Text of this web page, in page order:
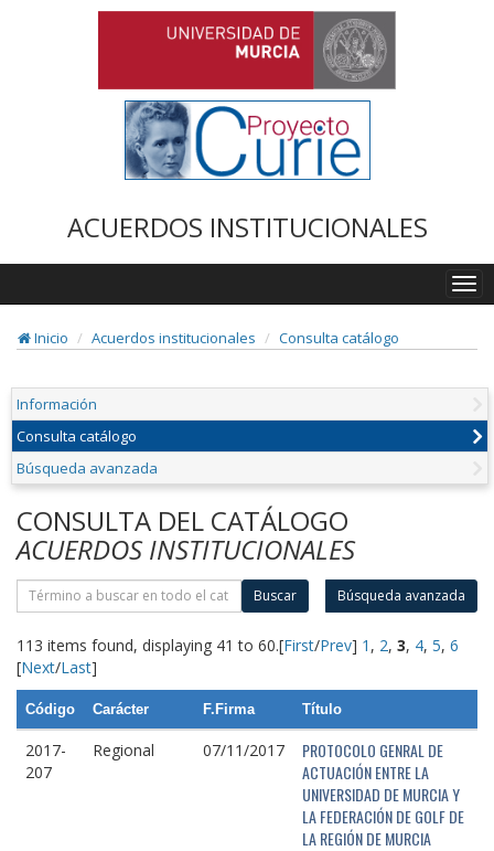
ACUERDOS INSTITUCIONALES
Inicio
Acuerdos institucionales Consulta catálogo
Información
Consulta catálogo
Búsqueda avanzada
CONSULTA DEL CATÁLOGO
ACUERDOS INSTITUCIONALES
Buscar Búsqueda avanzada
113 items found, displaying 41 to 60.[First/Prev] 1 , 2, 3, 4, 5, 6
[Next/Last]
Código Carácter F.Firma Título
2017-
207
Regional 07/11/2017
PROTOCOLO GENRAL DE
ACTUACIÓN ENTRE LA
UNIVERSIDAD DE MURCIA Y
LA FEDERACIÓN DE GOLF DE
LA REGIÓN DE MURCIA